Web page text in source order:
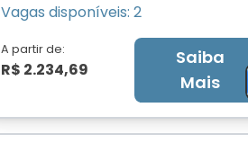
Vagas disponíveis: 2
A partir de:
R$ 2.234,69
Saiba
Mais